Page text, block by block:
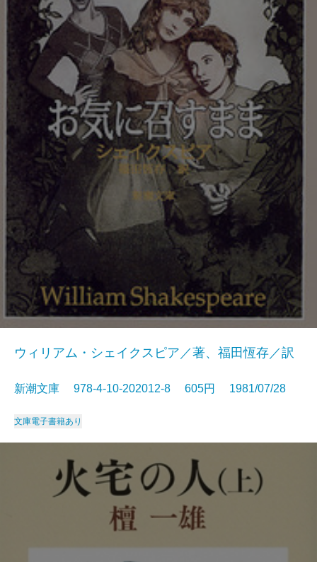
ウィリアム・シェイクスピア／著、福田恆存／訳
新潮文庫 978-4-10-202012-8 605円 1981/07/28
文庫電子書籍あり